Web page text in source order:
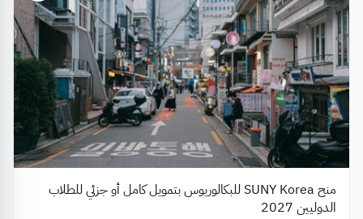
منح SUNY Korea للبكالوريوس بتمويل كامل أو جزئي للطلاب
الدوليين 2027